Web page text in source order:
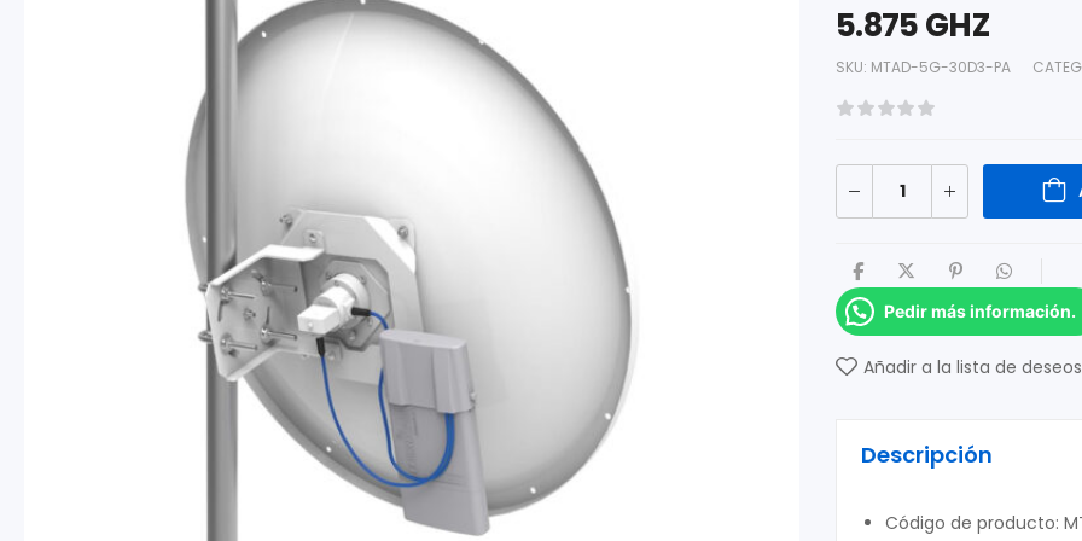
5.875 GHZ
SKU: MTAD-5G-30D3-PA
Pedir más información.
Añadir a la lista de deseos
Descripción
Código de producto: